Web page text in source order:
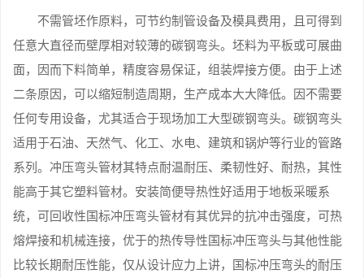
不需管坯作原料，可节约制管设备及模具费用，且可得到
任意大直径而壁厚相对较薄的碳钢弯头。坯料为平板或可展曲
面，因而下料简单，精度容易保证，组装焊接方便。由于上述
二条原因，可以缩短制造周期，生产成本大大降低。因不需要
任何专用设备，尤其适合于现场加工大型碳钢弯头。碳钢弯头
适用于石油、天然气、化工、水电、建筑和锅炉等行业的管路
系列。冲压弯头管材其特点耐温耐压、柔韧性好、耐热，其性
能高于其它塑料管材。安装简便导热性好适用于地板采暖系
统，可回收性国标冲压弯头管材有其优异的抗冲击强度，可热
熔焊接和机械连接，优于的热传导性国标冲压弯头与其他性能
比较长期耐压性能，仅从设计应力上讲，国标冲压弯头的耐压